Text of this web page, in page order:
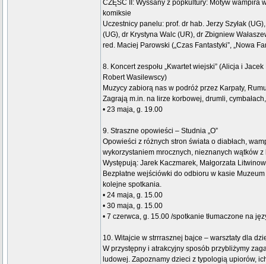
CZĘŚĆ II: Wyssany z popkultury: Motyw wampira
komiksie
Uczestnicy panelu: prof. dr hab. Jerzy Szyłak
(UG), dr Krystyna Walc (UR), dr Zbigniew
red. Maciej Parowski („Czas Fantastyki”, „Nowa
8. Koncert zespołu „Kwartet wiejski” (Alicja i
Robert Wasilewscy)
Muzycy zabiorą nas w podróż przez Karpaty,
Zagrają m.in. na lirze korbowej, drumli,
• 23 maja, g. 19.00
9. Straszne opowieści – Studnia „O”
Opowieści z różnych stron świata o diabłach,
wykorzystaniem mrocznych, nieznanych wątków
Występują: Jarek Kaczmarek, Małgorzata
Bezpłatne wejściówki do odbioru w kasie
kolejne spotkania.
• 24 maja, g. 15.00
• 30 maja, g. 15.00
• 7 czerwca, g. 15.00 /spotkanie tłumaczone na
10. Witajcie w strrrasznej bajce – warsztaty dla
W przystępny i atrakcyjny sposób przybliżymy
ludowej. Zapoznamy dzieci z typologią upiorów,